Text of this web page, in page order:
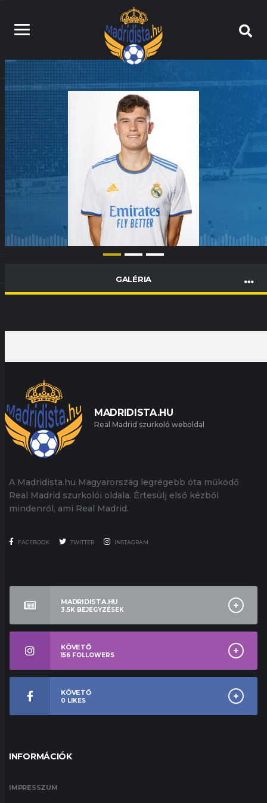
GALÉRIA
MADRIDISTA.HU
Real Madrid szurkoló weboldal
A Madridista.hu Magyarország legrégebb óta működő
Real Madrid szurkolói oldala. Értesülj első kézből
mindenről, ami Real Madrid.
FACEBOOK TWITTER INSTAGRAM
MADRIDISTA.HU
3.5K BEJEGYZÉSEK
KÖVETŐ
156 FOLLOWERS
KÖVETŐ
0 LIKES
INFORMÁCIÓK
IMPRESSZUM